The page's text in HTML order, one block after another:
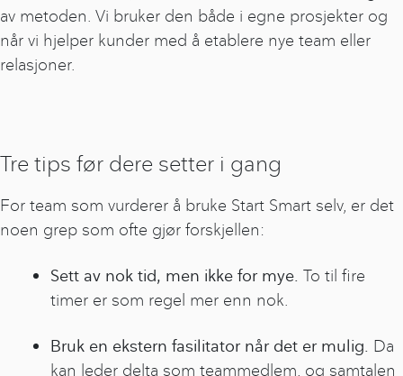
av metoden. Vi bruker den både i egne prosjekter og
når vi hjelper kunder med å etablere nye team eller
relasjoner.
Tre tips før dere setter i gang
For team som vurderer å bruke Start Smart selv, er det
noen grep som ofte gjør forskjellen:
Sett av nok tid, men ikke for mye. To til fire
timer er som regel mer enn nok.
Bruk en ekstern fasilitator når det er mulig. Da
kan leder delta som teammedlem, og samtalen